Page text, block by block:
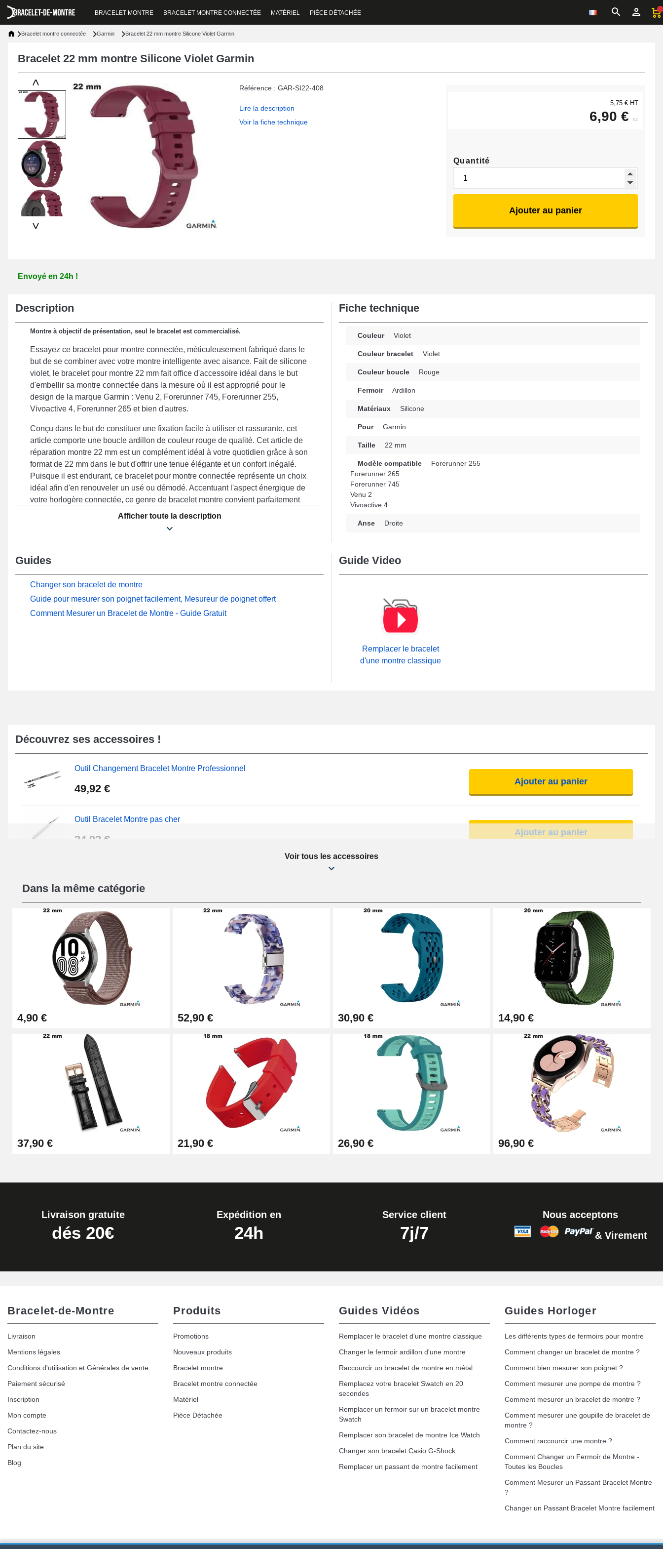
BRACELET MONTRE BRACELET MONTRE CONNECTÉE MATÉRIEL PIÈCE DÉTACHÉE
Bracelet montre connectée Garmin Bracelet 22 mm montre Silicone Violet Garmin
Bracelet 22 mm montre Silicone Violet Garmin
<
>
Référence : GAR-SI22-408
Lire la description
Voir la fiche technique
5,75 € HT
6,90 € ttc
Quantité
Ajouter au panier
Envoyé en 24h !
Description
Montre à objectif de présentation, seul le bracelet est commercialisé.
Essayez ce bracelet pour montre connectée, méticuleusement fabriqué dans le
but de se combiner avec votre montre intelligente avec aisance. Fait de silicone
violet, le bracelet pour montre 22 mm fait office d'accessoire idéal dans le but
d'embellir sa montre connectée dans la mesure où il est approprié pour le
design de la marque Garmin : Venu 2, Forerunner 745, Forerunner 255,
Vivoactive 4, Forerunner 265 et bien d'autres.
Conçu dans le but de constituer une fixation facile à utiliser et rassurante, cet
article comporte une boucle ardillon de couleur rouge de qualité. Cet article de
réparation montre 22 mm est un complément idéal à votre quotidien grâce à son
format de 22 mm dans le but d'offrir une tenue élégante et un confort inégalé.
Puisque il est endurant, ce bracelet pour montre connectée représente un choix
idéal afin d'en renouveler un usé ou démodé. Accentuant l'aspect énergique de
votre horlogère connectée, ce genre de bracelet montre convient parfaitement
aux attentes du quotidien. Doté d'une boucle ardillon d'excellente qualité, ce
élégant Garmin s'intègre idéalement à une sélection diversifiée pour un usage
Afficher toute la description
Fiche technique
Couleur Violet
Couleur bracelet Violet
Couleur boucle Rouge
Fermoir Ardillon
Matériaux Silicone
Pour Garmin
Taille 22 mm
Modèle compatible
Forerunner 255
Forerunner 265
Forerunner 745
Venu 2
Vivoactive 4
Anse Droite
Guides
Changer son bracelet de montre
Guide pour mesurer son poignet facilement, Mesureur de poignet offert
Comment Mesurer un Bracelet de Montre - Guide Gratuit
Guide Video
Remplacer le bracelet
d'une montre classique
Découvrez ses accessoires !
Outil Changement Bracelet Montre Professionnel
49,92 €
Ajouter au panier
Outil Bracelet Montre pas cher
34,92 €
Ajouter au panier
16,90 €
Pied à Coulisse Numérique
9,90 €
Ajouter au panier
Kit Horlogerie Débutant
26,90 €
Ajouter au panier
Boîte Pompe Bracelet Montre - Diamètre 1,50 mm - 8 à 25 mm
14,08 €
Ajouter au panier
Boîte Pompe pour Bracelet Montre - Diamètre 1,80 mm - 8 à 25 mm
19,90 €
Ajouter au panier
Extracteur de Bracelet de Montre Facile
Ajouter au panier
Voir tous les accessoires
Dans la même catégorie
4,90 € 52,90 € 30,90 € 14,90 €
37,90 € 21,90 € 26,90 € 96,90 €
Livraison gratuite
dés 20€
Expédition en
24h
Service client
7j/7
Nous acceptons
& Virement
Bracelet-de-Montre
Livraison
Mentions légales
Conditions d'utilisation et Générales de vente
Paiement sécurisé
Inscription
Mon compte
Contactez-nous
Plan du site
Blog
Produits
Promotions
Nouveaux produits
Bracelet montre
Bracelet montre connectée
Matériel
Pièce Détachée
Guides Vidéos
Remplacer le bracelet d'une montre classique
Changer le fermoir ardillon d'une montre
Raccourcir un bracelet de montre en métal
Remplacez votre bracelet Swatch en 20
secondes
Remplacer un fermoir sur un bracelet montre
Swatch
Remplacer son bracelet de montre Ice Watch
Changer son bracelet Casio G-Shock
Remplacer un passant de montre facilement
Guides Horloger
Les différents types de fermoirs pour montre
Comment changer un bracelet de montre ?
Comment bien mesurer son poignet ?
Comment mesurer une pompe de montre ?
Comment mesurer un bracelet de montre ?
Comment mesurer une goupille de bracelet de
montre ?
Comment raccourcir une montre ?
Comment Changer un Fermoir de Montre -
Toutes les Boucles
Comment Mesurer un Passant Bracelet Montre
?
Changer un Passant Bracelet Montre facilement